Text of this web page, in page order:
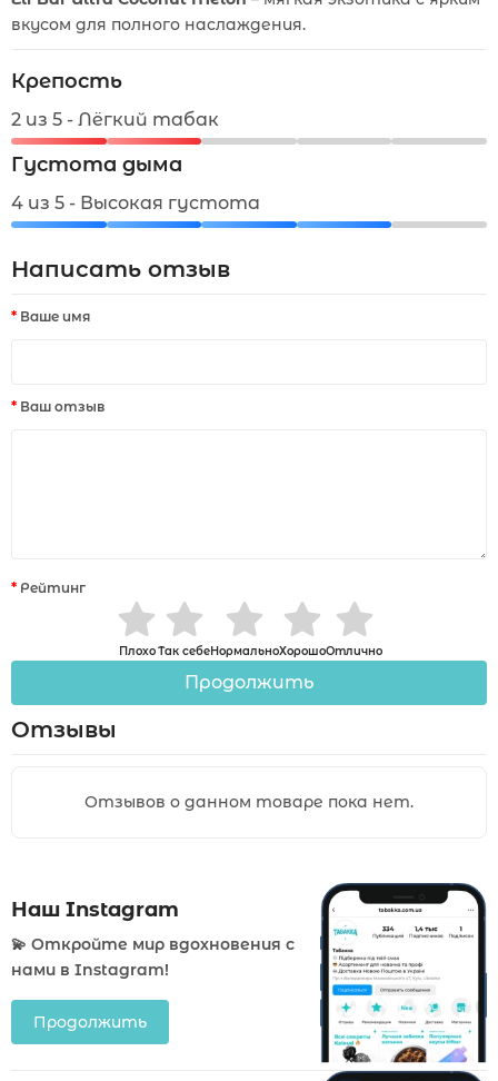
вкусом для полного наслаждения.
Крепость
2 из 5 - Лёгкий табак
Густота дыма
4 из 5 - Высокая густота
Написать отзыв
Ваше имя
Ваш отзыв
Рейтинг
ПлохоТак себеНормальноХорошоОтлично
Продолжить
Отзывы
Отзывов о данном товаре пока нет.
Наш Instagram
💫 Откройте мир вдохновения с
нами в Instagram!
Продолжить